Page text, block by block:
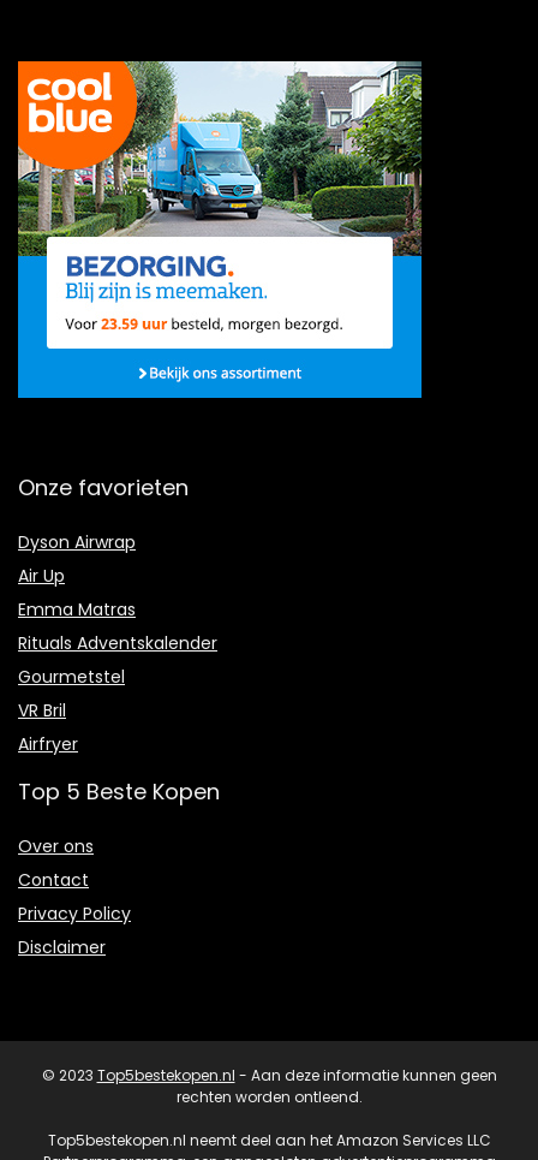
Onze favorieten
Dyson Airwrap
Air Up
Emma Matras
Rituals Adventskalender
Gourmetstel
VR Bril
Airfryer
Top 5 Beste Kopen
Over ons
Contact
Privacy Policy
Disclaimer
© 2023 Top5bestekopen.nl - Aan deze informatie kunnen geen
rechten worden ontleend.
Top5bestekopen.nl neemt deel aan het Amazon Services LLC